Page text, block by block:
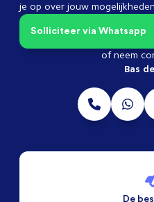
je op over jouw
Solliciteer via Whatsapp
of neem
Bas
De